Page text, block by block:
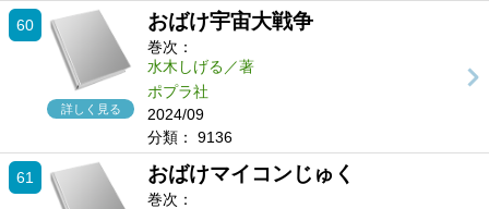
60
詳しく見る
おばけ宇宙大戦争
巻次：
水木しげる／著
ポプラ社
2024/09
分類：
9136
61 おばけマイコンじゅく
巻次：